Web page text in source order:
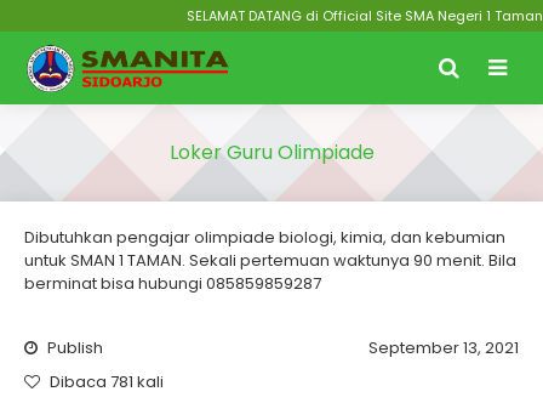
SELAMAT DATANG di Official Site SMA Negeri 1
Loker Guru Olimpiade
Dibutuhkan pengajar olimpiade biologi, kimia, dan kebumian
untuk SMAN 1 TAMAN. Sekali pertemuan waktunya 90 menit. Bila
berminat bisa hubungi 085859859287
Publish
September 13, 2021
Dibaca 781 kali